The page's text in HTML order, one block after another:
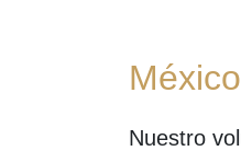
México
Nuestro